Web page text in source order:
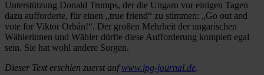
Unterstützung Donald Trumps, der die Ungarn vor einigen Tagen
dazu aufforderte, für einen „true friend“ zu stimmen: „Go out and
vote for Viktor Orbán!“. Der großen Mehrheit der ungarischen
Wählerinnen und Wähler dürfte diese Aufforderung komplett egal
sein. Sie hat wohl andere Sorgen.
Dieser Text erschien zuerst aufwww.ipg-journal.de.